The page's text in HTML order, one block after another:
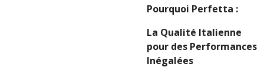
Pourquoi Perfetta :
La Qualité Italienne
pour des Performances
Inégalées